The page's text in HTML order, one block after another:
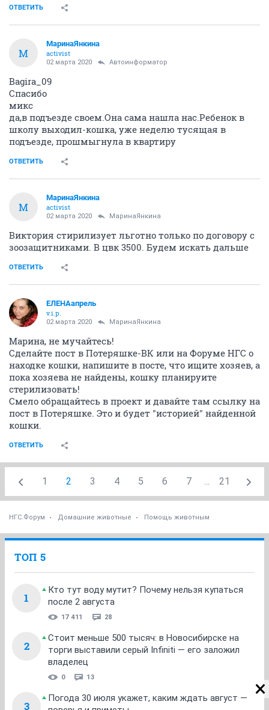
ОТВЕТИТЬ
М
МаринаЯнкина
activist
02 марта 2020 Автоинформатор
Bagira_09
Спасибо
микс
да,в подъезде своем.Она сама нашла нас.Ребенок в
школу выходил-кошка, уже неделю тусящая в
подъезде, прошмыгнула в квартиру
ОТВЕТИТЬ
М
МаринаЯнкина
activist
02 марта 2020 МаринаЯнкина
Виктория стирилизует льготно только по договору с
зоозащитниками. В цвк 3500. Будем искать дальше
ОТВЕТИТЬ
ЕЛЕНАапрель
v.i.p.
02 марта 2020 МаринаЯнкина
Марина, не мучайтесь!
Сделайте пост в Потеряшке-ВК или на Форуме НГС о
находке кошки, напишите в посте, что ищите хозяев, а
пока хозяева не найдены, кошку планируите
стерилизовать!
Смело обращайтесь в проект и давайте там ссылку на
пост в Потеряшке. Это и будет "историей" найденной
кошки.
ОТВЕТИТЬ
1 2 3 4 5 6 7 ... 21
НГС.Форум Домашние животные Помощь животным
ТОП 5
1
Кто тут воду мутит? Почему нельзя купаться
после 2 августа
17 411 28
2
Стоит меньше 500 тысяч: в Новосибирске на
торги выставили серый Infiniti — его заложил
владелец
0 13
3
Погода 30 июля укажет, каким ждать август —